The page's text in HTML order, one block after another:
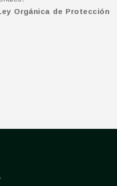
Orgánica de Protección